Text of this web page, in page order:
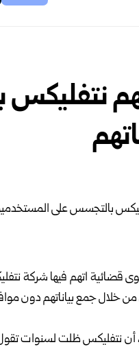
قضائية اتهم فيها شركة
خلال جمع بياناتهم دون
نتفليكس ظلت لسنوات تقول